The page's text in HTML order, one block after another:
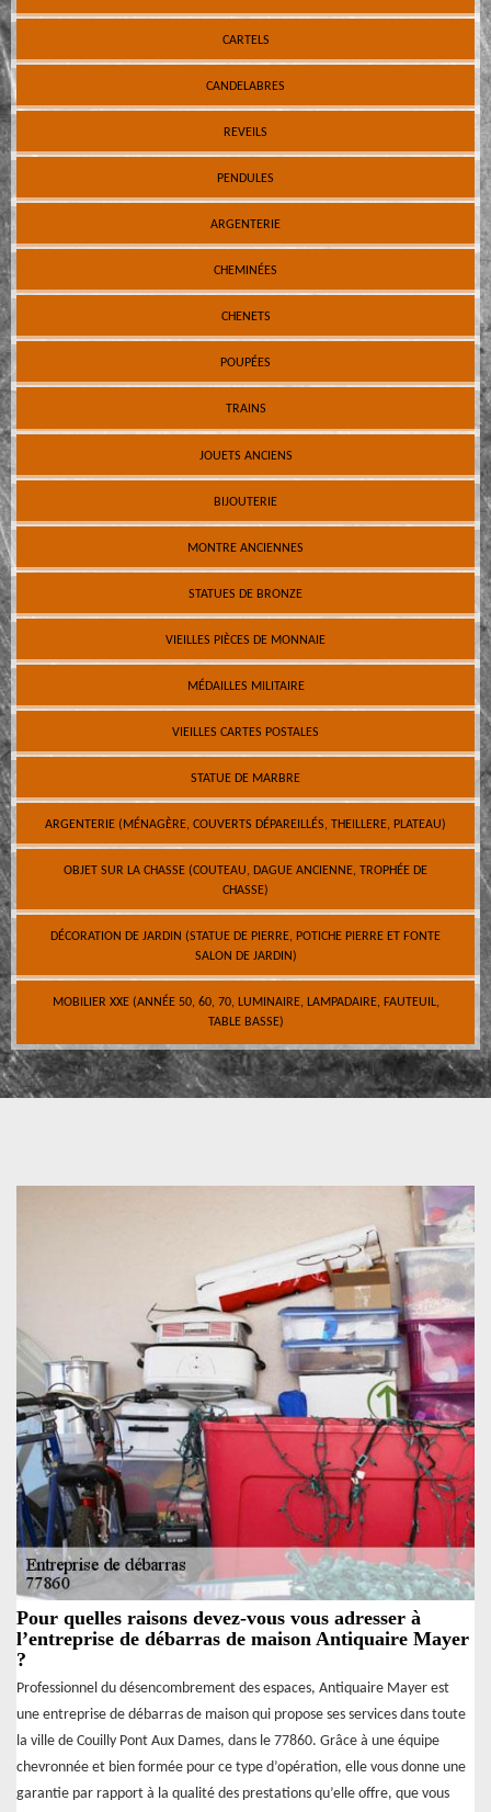
CARTELS
CANDELABRES
REVEILS
PENDULES
ARGENTERIE
CHEMINÉES
CHENETS
POUPÉES
TRAINS
JOUETS ANCIENS
BIJOUTERIE
MONTRE ANCIENNES
STATUES DE BRONZE
VIEILLES PIÈCES DE MONNAIE
MÉDAILLES MILITAIRE
VIEILLES CARTES POSTALES
STATUE DE MARBRE
ARGENTERIE (MÉNAGÈRE, COUVERTS DÉPAREILLÉS, THEILLERE, PLATEAU)
OBJET SUR LA CHASSE (COUTEAU, DAGUE ANCIENNE, TROPHÉE DE
CHASSE)
DÉCORATION DE JARDIN (STATUE DE PIERRE, POTICHE PIERRE ET FONTE
SALON DE JARDIN)
MOBILIER XXE (ANNÉE 50, 60, 70, LUMINAIRE, LAMPADAIRE, FAUTEUIL,
TABLE BASSE)
Pour quelles raisons devez-vous vous adresser à
l’entreprise de débarras de maison Antiquaire Mayer
?
Professionnel du désencombrement des espaces, Antiquaire Mayer est
une entreprise de débarras de maison qui propose ses services dans toute
la ville de Couilly Pont Aux Dames, dans le 77860. Grâce à une équipe
chevronnée et bien formée pour ce type d’opération, elle vous donne une
garantie par rapport à la qualité des prestations qu’elle offre, que vous